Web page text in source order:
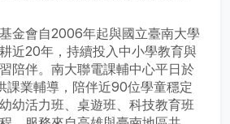
金會自2006年起與國立臺南大學
近20年，持續投入中小學教育與
陪伴。南大聯電課輔中心平日於
課業輔導，陪伴近90位學童穩定
幼活力班、桌遊班、科技教育班